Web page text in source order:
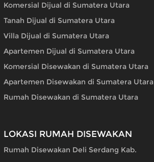
Komersial Dijual di Sumatera Utara
Tanah Dijual di Sumatera Utara
Villa Dijual di Sumatera Utara
Apartemen Dijual di Sumatera Utara
Komersial Disewakan di Sumatera Utara
Apartemen Disewakan di Sumatera Utara
Rumah Disewakan di Sumatera Utara
LOKASI RUMAH DISEWAKAN
Rumah Disewakan Deli Serdang Kab.